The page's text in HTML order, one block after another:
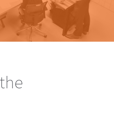
& COMPANY